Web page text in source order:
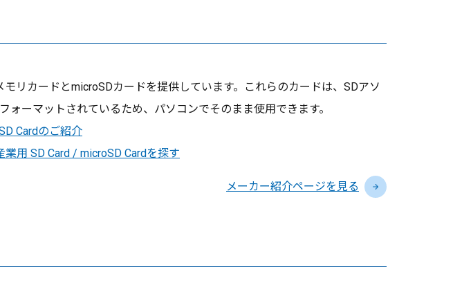
リカードとmicroSDカードを提供しています。これらのカードは、SDアソ
ォーマットされているため、パソコンでそのまま使用できます。
Cardのご紹介
用 SD Card / microSD Cardを探す
メーカー紹介ページを見る